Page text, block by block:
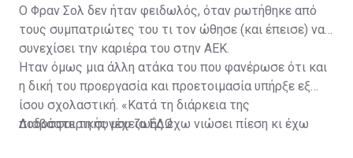
Ο Φραν Σολ δεν ήταν φειδωλός, όταν ρωτήθηκε από
τους συμπατριώτες του τι τον ώθησε (και έπεισε) να
συνεχίσει την καριέρα του στην ΑΕΚ.
Ήταν όμως μια άλλη ατάκα του που φανέρωσε ότι και
η δική του προεργασία και προετοιμασία υπήρξε εξ
ίσου σχολαστική. «Κατά τη διάρκεια της
ποδοσφαιρικής μου ζωής έχω νιώσει πίεση κι έχω
Διαβάστε τη συνέχειαΕΔΩ